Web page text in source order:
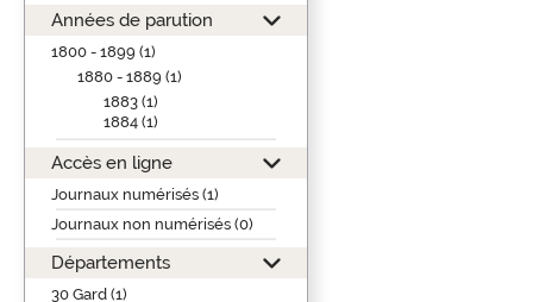
Années de parution
1800 - 1899 (1)
1880 - 1889 (1)
1883 (1)
1884 (1)
Accès en ligne
Journaux numérisés (1)
Journaux non numérisés (0)
Départements
30 Gard (1)